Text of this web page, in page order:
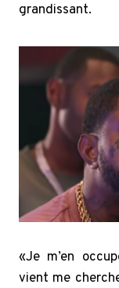
grandissant.
«Je m’en
vient me